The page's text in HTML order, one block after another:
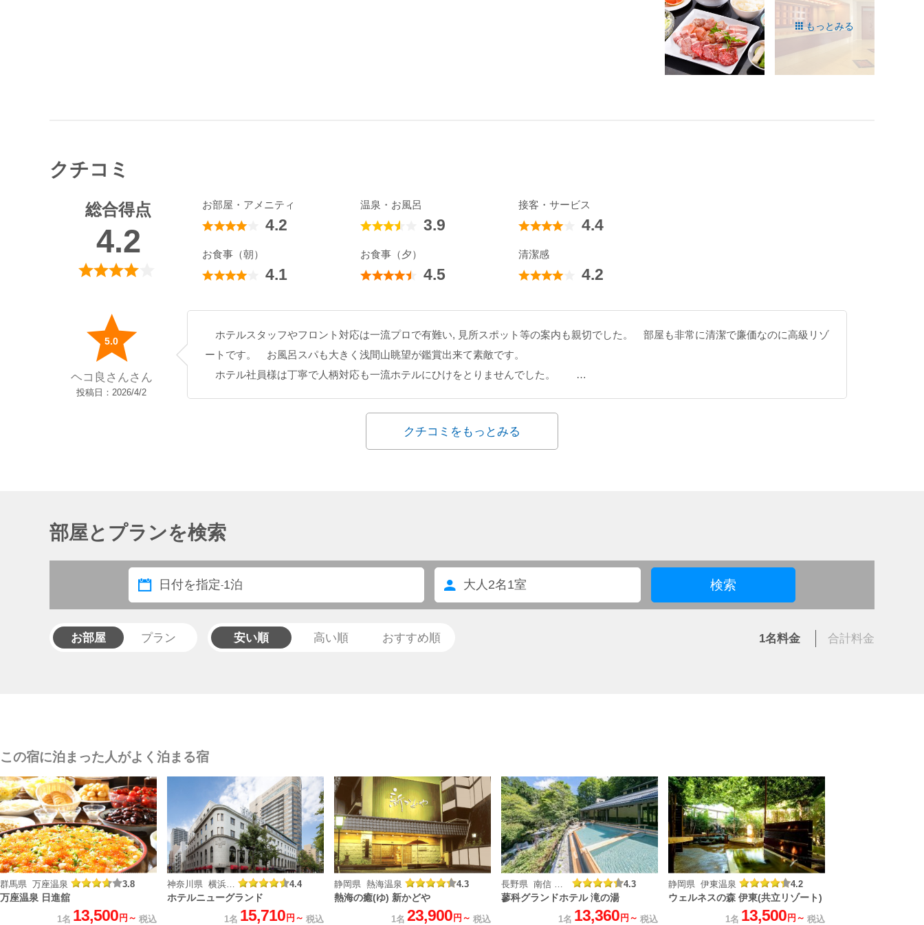
もっとみる
クチコミ
総合得点
4.2
お部屋・アメニティ
4.2
温泉・お風呂
3.9
接客・サービス
4.4
お食事（朝）
4.1
お食事（夕）
4.5
清潔感
4.2
5.0
ヘコ良さんさん
投稿日：2026/4/2
ホテルスタッフやフロント対応は一流プロで有難い, 見所スポット等の案内も親切でした。 部屋も非常に清潔で廉価なのに高級リゾ
ートです。 お風呂スパも大きく浅間山眺望が鑑賞出来て素敵です。
ホテル社員様は丁寧で人柄対応も一流ホテルにひけをとりませんでした。
流石にベルーナゆめやど様がお勧めのホテルで推薦出来ます。 （R.S）
クチコミをもっとみる
部屋とプランを検索
日付を指定-1泊 大人 2名 1室 検索
お部屋 プラン 安い順 高い順 おすすめ順 1名料金 合計料金
この宿に泊まった人がよく泊まる宿
群馬県 万座温泉 3.8
万座温泉 日進舘
1名 13,500円～ 税込
神奈川県 横浜山下公園 4.4
ホテルニューグランド
1名 15,710円～ 税込
静岡県 熱海温泉 4.3
熱海の癒(ゆ) 新かどや
1名 23,900円～ 税込
長野県 南信 蓼科温泉 4.3
蓼科グランドホテル 滝の湯
1名 13,360円～ 税込
静岡県 伊東温泉 4.2
ウェルネスの森 伊東(共立リゾート)
1名 13,500円～ 税込